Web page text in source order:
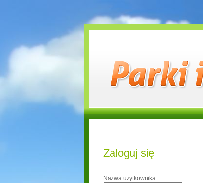
Zaloguj się
Nazwa użytkownika: